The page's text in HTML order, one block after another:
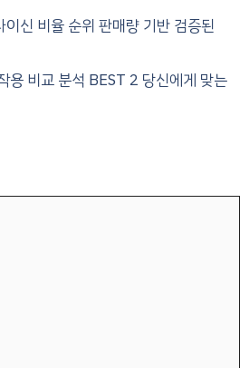
신 비율 순위 판매량 기반 검증된
용 비교 분석 BEST 2 당신에게 맞는